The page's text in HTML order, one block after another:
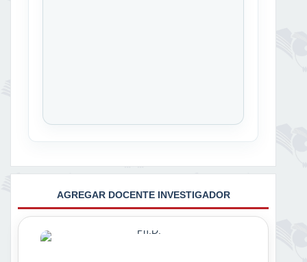
AGREGAR DOCENTE INVESTIGADOR